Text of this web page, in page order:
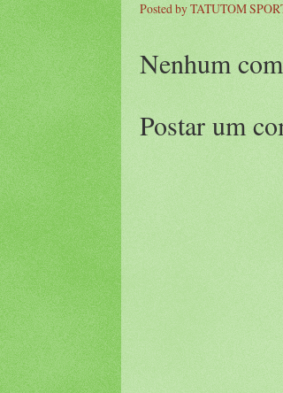
Posted byTATUTOM
Nenhum
Postar um